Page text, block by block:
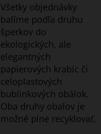
Všetky objednávky
balíme podľa druhu
šperkov do
ekologických, ale
elegantných
papierových krabíc či
celoplastových
bublinkových obálok.
Oba druhy obalov je
možné plne recyklovať.